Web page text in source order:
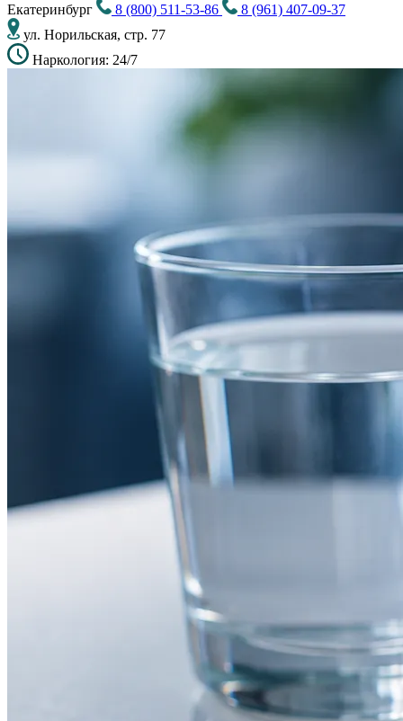
Екатеринбург 8 (800) 511-53-86
8 (961) 407-09-37
ул. Норильская, стр. 77
Наркология: 24/7